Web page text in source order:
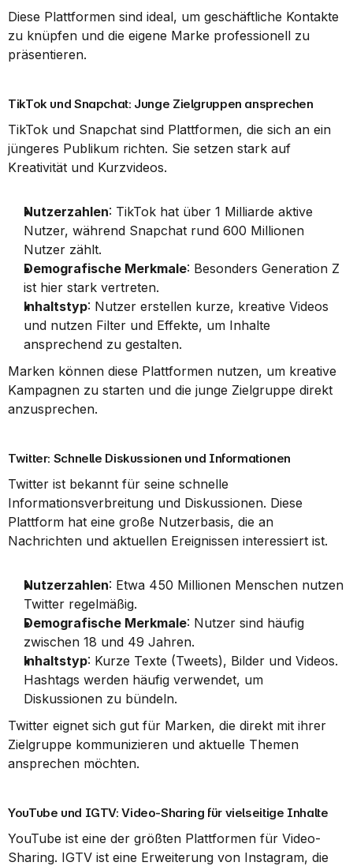
Diese Plattformen sind ideal, um geschäftliche Kontakte
zu knüpfen und die eigene Marke professionell zu
präsentieren.
TikTok und Snapchat: Junge Zielgruppen ansprechen
TikTok und Snapchat sind Plattformen, die sich an ein
jüngeres Publikum richten. Sie setzen stark auf
Kreativität und Kurzvideos.
Nutzerzahlen: TikTok hat über 1 Milliarde aktive
Nutzer, während Snapchat rund 600 Millionen
Nutzer zählt.
Demografische Merkmale: Besonders Generation Z
ist hier stark vertreten.
Inhaltstyp: Nutzer erstellen kurze, kreative Videos
und nutzen Filter und Effekte, um Inhalte
ansprechend zu gestalten.
Marken können diese Plattformen nutzen, um kreative
Kampagnen zu starten und die junge Zielgruppe direkt
anzusprechen.
Twitter: Schnelle Diskussionen und Informationen
Twitter ist bekannt für seine schnelle
Informationsverbreitung und Diskussionen. Diese
Plattform hat eine große Nutzerbasis, die an
Nachrichten und aktuellen Ereignissen interessiert ist.
Nutzerzahlen: Etwa 450 Millionen Menschen nutzen
Twitter regelmäßig.
Demografische Merkmale: Nutzer sind häufig
zwischen 18 und 49 Jahren.
Inhaltstyp: Kurze Texte (Tweets), Bilder und Videos.
Hashtags werden häufig verwendet, um
Diskussionen zu bündeln.
Twitter eignet sich gut für Marken, die direkt mit ihrer
Zielgruppe kommunizieren und aktuelle Themen
ansprechen möchten.
YouTube und IGTV: Video-Sharing für vielseitige Inhalte
YouTube ist eine der größten Plattformen für Video-
Sharing. IGTV ist eine Erweiterung von Instagram, die